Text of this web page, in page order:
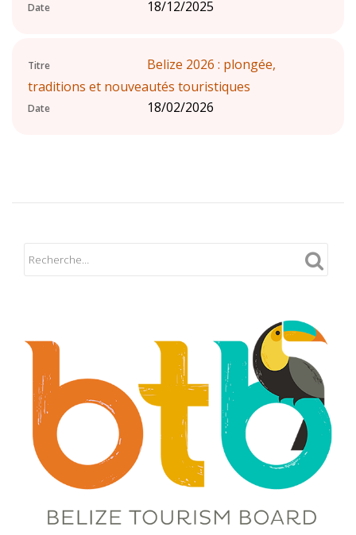
Date 18/12/2025
Titre
Belize 2026 : plongée,
traditions et nouveautés touristiques
Date 18/02/2026